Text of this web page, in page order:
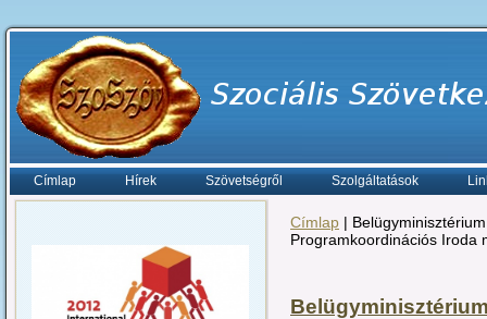
Címlap Hírek Szövetségről Szolgáltatások
Címlap |
Programkoordinációs Iroda